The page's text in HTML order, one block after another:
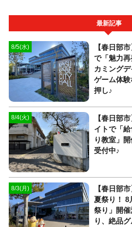
最新記事
8/5(水)
【春日部
で「魅力
カミング
ゲーム体
押し♪
8/4(火)
【春日部
イトで「
り教室」
受付中♪
8/3(月)
【春日部
夏祭り！ 8
祭り」開
り、絶品